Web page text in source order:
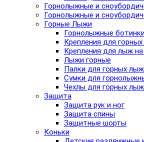
Горнолыжные и
Горнолыжные и
Горные Лыжи
Горнолыжные ботинки
Крепления для
Крепления для лыж
Лыжи горные
Палки для горных лыж
Сумки для
Чехлы для горных лыж
Защита
Защита рук и ног
Защита спины
Защитные шорты
Коньки